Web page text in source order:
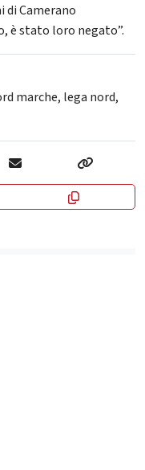
di Camerano
è stato loro negato”.
marche, lega nord,